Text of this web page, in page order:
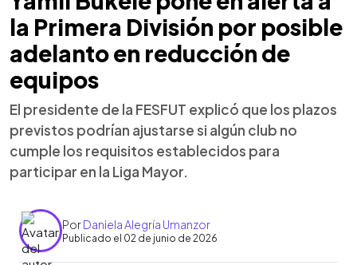
la Primera División por posible
adelanto en reducción de
equipos
El presidente de la FESFUT explicó que los plazos
previstos podrían ajustarse si algún club no
cumple los requisitos establecidos para
participar en la Liga Mayor.
PorDaniela Alegría Umanzor
Publicado el 02 de junio de 2026